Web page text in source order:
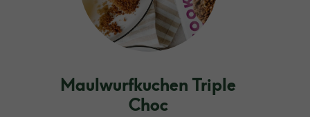
Maulwurfkuchen Triple
Choc